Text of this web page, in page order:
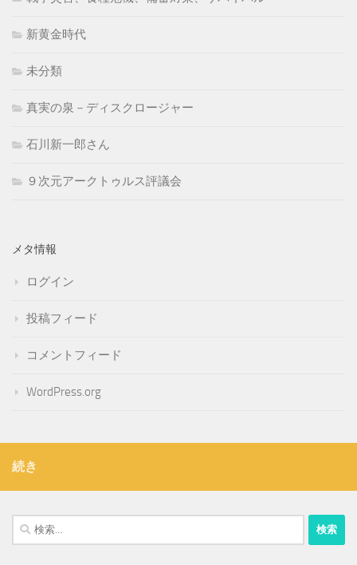
新黄金時代
未分類
真実の泉－ディスクロージャー
石川新一郎さん
９次元アークトゥルス評議会
メタ情報
ログイン
投稿フィード
コメントフィード
WordPress.org
続き
検
索: